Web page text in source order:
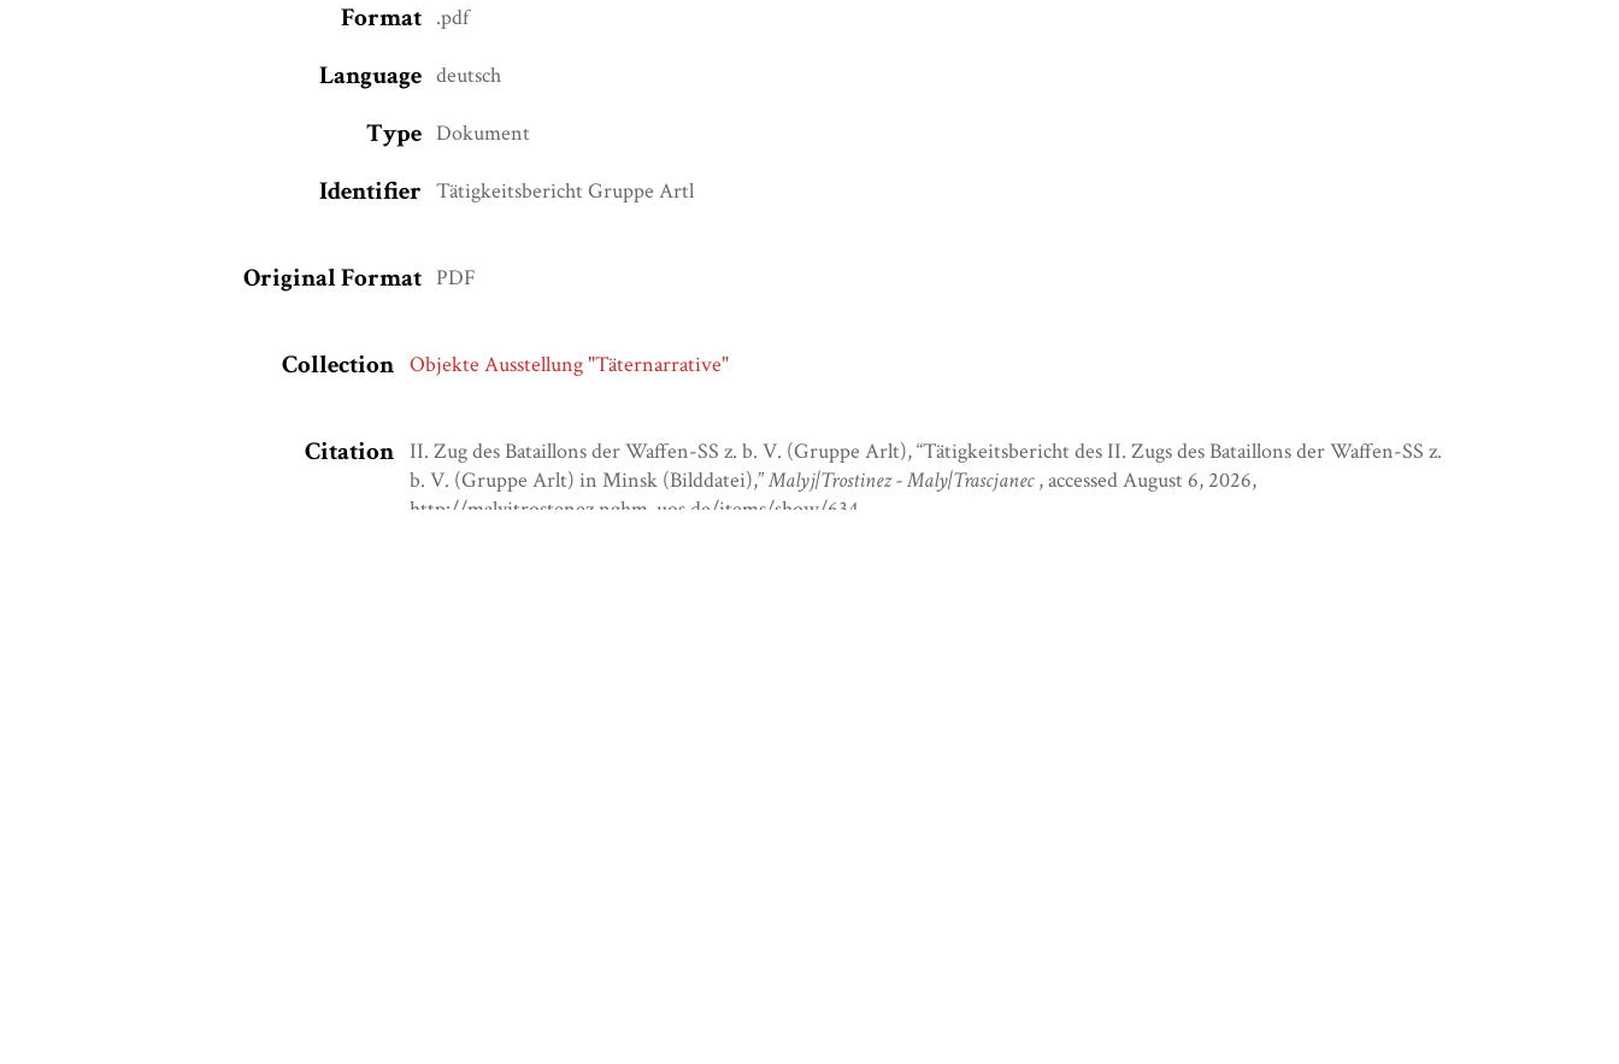
Format .pdf
Language deutsch
Type Dokument
Identifier Tätigkeitsbericht Gruppe Artl
Original Format PDF
Collection Objekte Ausstellung "Täternarrative"
Citation II. Zug des Bataillons der Waffen-SS z. b. V. (Gruppe Arlt), “Tätigkeitsbericht des II. Zugs des Bataillons der Waffen-SS z.
b. V. (Gruppe Arlt) in Minsk (Bilddatei),”Malyj|Trostinez - Maly|Trascjanec, accessed August 6, 2026,
http://malyjtrostenez.nghm-uos.de/items/show/634